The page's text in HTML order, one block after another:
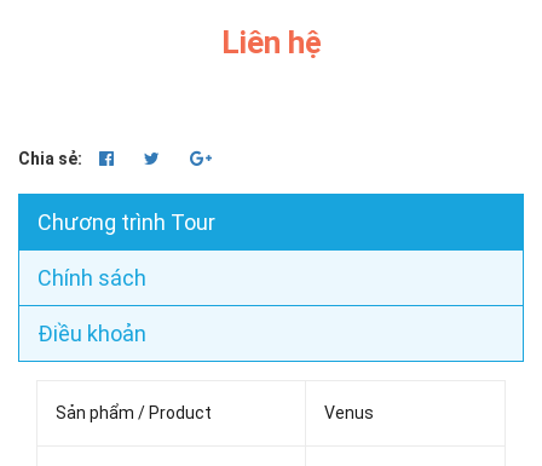
Liên hệ
Chia sẻ:
Chương trình Tour
Chính sách
Điều khoản
Sản phẩm / Product Venus